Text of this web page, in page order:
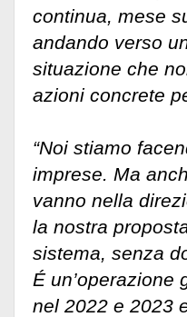
continua, mese
andando verso
situazione che
azioni concrete
“Noi stiamo
imprese. Ma
vanno nella
la nostra
sistema, senza
É
nel 2022 e 2023